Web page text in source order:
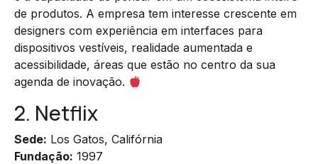
de produtos. A empresa tem interesse crescente em
designers com experiência em interfaces para
dispositivos vestíveis, realidade aumentada e
acessibilidade, áreas que estão no centro da sua
agenda de inovação.
2. Netflix
Sede: Los Gatos, Califórnia
Fundação: 1997